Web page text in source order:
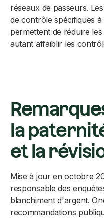
réseaux de passeurs.
de contrôle spécifiques
permettent de réduire
autant affaiblir les
la
et la
Mise à jour en octobre
responsable des
blanchiment d'argent.
recommandations